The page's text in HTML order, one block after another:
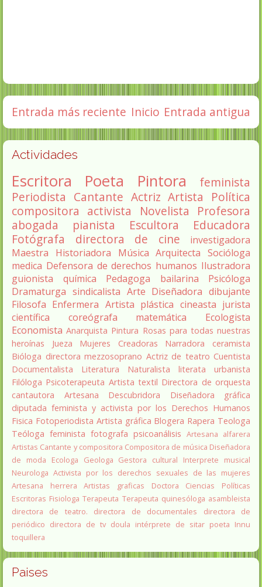
Entrada más reciente Entrada antigua
Inicio
Actividades
Escritora Poeta Pintora
feminista
Periodista Cantante Actriz Artista
Política
compositora activista Novelista
Profesora
abogada
pianista Escultora
Educadora
Fotógrafa
directora de cine
investigadora
Maestra
Historiadora Música Arquitecta Socióloga
medica Defensora de derechos humanos Ilustradora
guionista
química Pedagoga bailarina
Psicóloga
Dramaturga sindicalista Arte Diseñadora dibujante
Filosofa Enfermera Artista plástica cineasta jurista
científica
coreógrafa matemática
Ecologista
Economista Anarquista Pintura Rosas para todas nuestras
heroínas
Jueza Mujeres Creadoras Narradora
ceramista
Bióloga directora mezzosoprano Actriz de teatro Cuentista
Documentalista
Literatura Naturalista literata
urbanista
Filóloga Psicoterapeuta Artista textil Directora de orquesta
cantautora
Artesana Descubridora
Diseñadora gráfica
diputada feminista y activista por los Derechos Humanos
Fisica Fotoperiodista Artista gráfica Blogera Rapera Teologa
Teóloga feminista fotografa psicoanálisis Artesana alfarera
Artistas Cantante y compositora Compositora de música Diseñadora
de moda
Ecologa Geologa Gestora cultural
Interprete musical
Neurologa Activista por los derechos sexuales de las mujeres
Artesana herrera
Artistas graficas
Doctora Ciencias Políticas
Escritoras Fisiologa Terapeuta Terapeuta quinesóloga asambleista
directora de teatro.
directora de documentales
directora de
periódico directora de tv doula intérprete de sitar poeta Innu
toquillera
Paises